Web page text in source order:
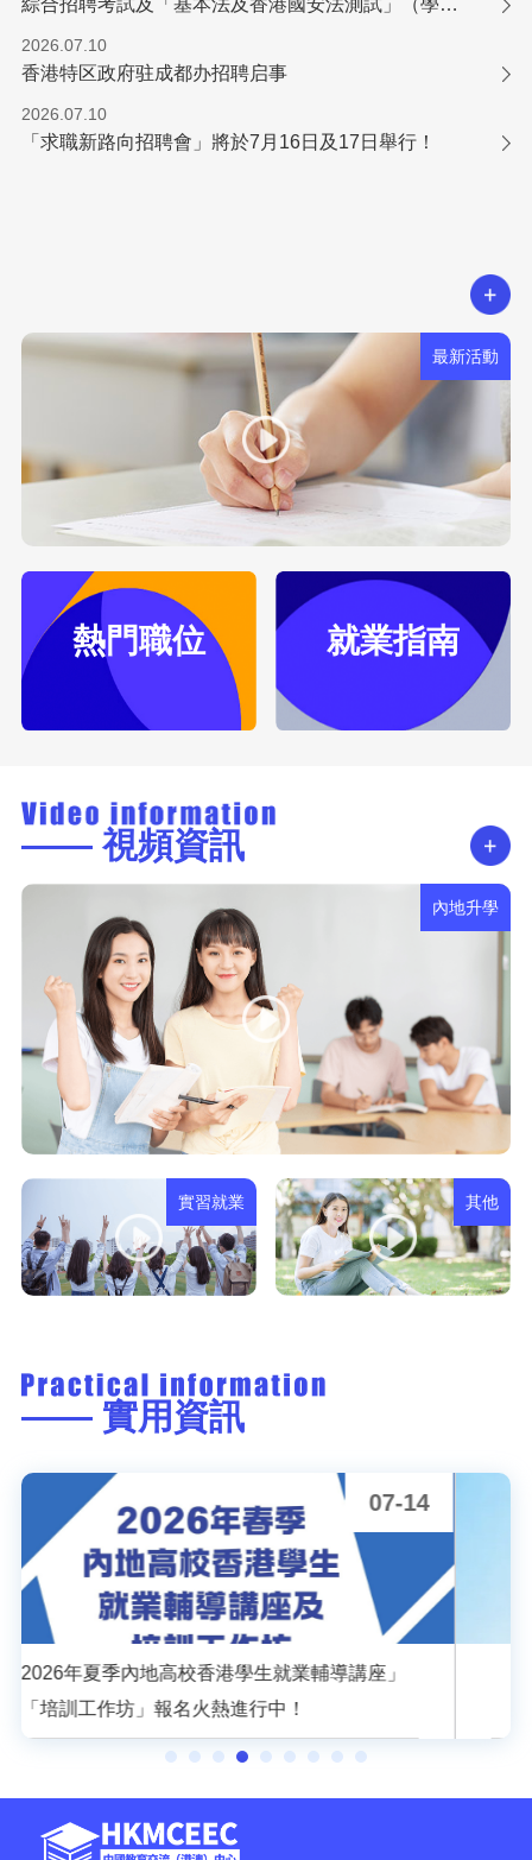
綜合招聘考試及「基本法及香港國安法測試」（學位／專業程度職系）
2026.07.10
香港特区政府驻成都办招聘启事
2026.07.10
「求職新路向招聘會」將於7月16日及17日舉行！
最新活動
熱門職位 就業指南
—— 視頻資訊
內地升學
實習就業 其他
—— 實用資訊
07-10